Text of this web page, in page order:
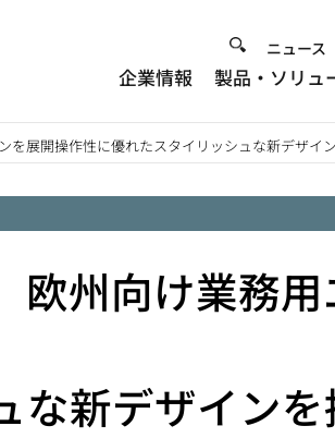
ニュース
企業情報 製品・ソリュ
展開操作性に優れたスタイリッシュな新デザイ
欧州向け業務用
な新デザイン